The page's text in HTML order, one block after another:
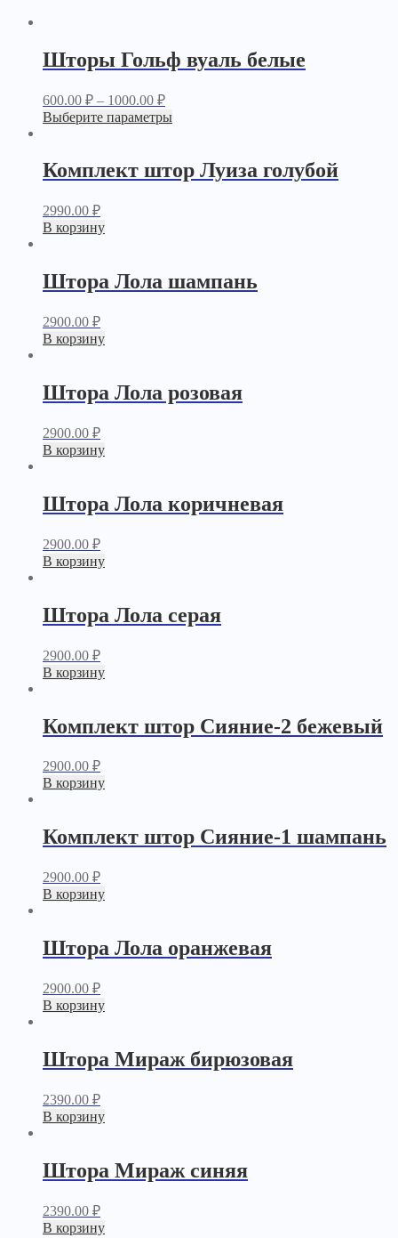
Шторы Гольф вуаль белые
600.00 ₽ – 1000.00 ₽
Выберите параметры
Комплект штор Луиза голубой
2990.00 ₽
В корзину
Штора Лола шампань
2900.00 ₽
В корзину
Штора Лола розовая
2900.00 ₽
В корзину
Штора Лола коричневая
2900.00 ₽
В корзину
Штора Лола серая
2900.00 ₽
В корзину
Комплект штор Сияние-2 бежевый
2900.00 ₽
В корзину
Комплект штор Сияние-1 шампань
2900.00 ₽
В корзину
Штора Лола оранжевая
2900.00 ₽
В корзину
Штора Мираж бирюзовая
2390.00 ₽
В корзину
Штора Мираж синяя
2390.00 ₽
В корзину